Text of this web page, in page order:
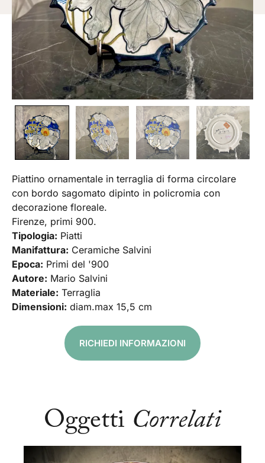
Piattino ornamentale in terraglia di forma circolare
con bordo sagomato dipinto in policromia con
decorazione floreale.
Firenze, primi 900.
Tipologia: Piatti
Manifattura: Ceramiche Salvini
Epoca: Primi del '900
Autore: Mario Salvini
Materiale: Terraglia
Dimensioni: diam.max 15,5 cm
RICHIEDI INFORMAZIONI
Oggetti Correlati